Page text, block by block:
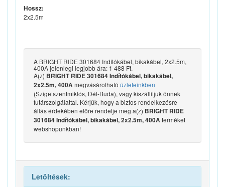
Hossz:
2x2.5m
A BRIGHT RIDE 301684 Indítókábel, bikakábel, 2x2.5m,
400A jelenlegi legjobb ára: 1 488 Ft.
A(z) BRIGHT RIDE 301684 Indítókábel, bikakábel,
2x2.5m, 400Amegvásárolható üzleteinkben
(Szigetszentmiklós, Dél-Buda), vagy kiszállítjuk önnek
futárszolgálattal. Kérjük, hogy a biztos rendelkezésre
állás érdekében előre rendelje meg a(z) BRIGHT RIDE
301684 Indítókábel, bikakábel, 2x2.5m, 400Aterméket
webshopunkban!
Letöltések: